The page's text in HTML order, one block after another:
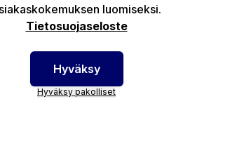
luomiseksi.
Tietosuojaseloste
Hyväksy
Hyväksy pakolliset